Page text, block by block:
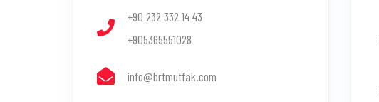
+90 232 332 14 43
+905365551028
info@brtmutfak.com